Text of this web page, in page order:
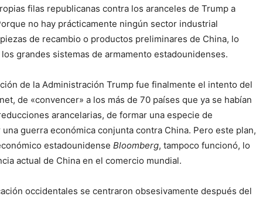
filas republicanas contra los aranceles de Trump a
no hay prácticamente ningún sector industrial
de recambio o productos preliminares de China, lo
grandes sistemas de armamento estadounidenses.
de la Administración Trump fue finalmente el intento del
de «convencer» a los más de 70 países que ya se habían
arancelarias, de formar una especie de
guerra económica conjunta contra China. Pero este plan,
estadounidense Bloomberg, tampoco funcionó, lo
actual de China en el comercio mundial.
occidentales se centraron obsesivamente después del